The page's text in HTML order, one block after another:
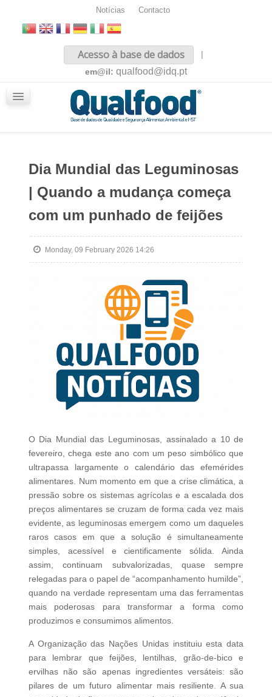
Notícias Contacto
Acesso à base de dados
|
em@il: qualfood@idq.pt
Dia Mundial das Leguminosas
| Quando a mudança começa
com um punhado de feijões
Monday, 09 February 2026 14:26
O Dia Mundial das Leguminosas, assinalado a 10 de
fevereiro, chega este ano com um peso simbólico que
ultrapassa largamente o calendário das efemérides
alimentares. Num momento em que a crise climática, a
pressão sobre os sistemas agrícolas e a escalada dos
preços alimentares se cruzam de forma cada vez mais
evidente, as leguminosas emergem como um daqueles
raros casos em que a solução é simultaneamente
simples, acessível e cientificamente sólida. Ainda
assim, continuam subvalorizadas, quase sempre
relegadas para o papel de “acompanhamento humilde”,
quando na verdade representam uma das ferramentas
mais poderosas para transformar a forma como
produzimos e consumimos alimentos.
A Organização das Nações Unidas instituiu esta data
para lembrar que feijões, lentilhas, grão‑de‑bico e
ervilhas não são apenas ingredientes versáteis: são
pilares de um futuro alimentar mais resiliente. A sua